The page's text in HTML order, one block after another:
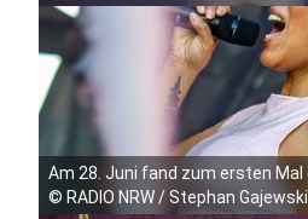
Am 28. Juni fand zum ersten
© RADIO NRW / Stephan Gajewski